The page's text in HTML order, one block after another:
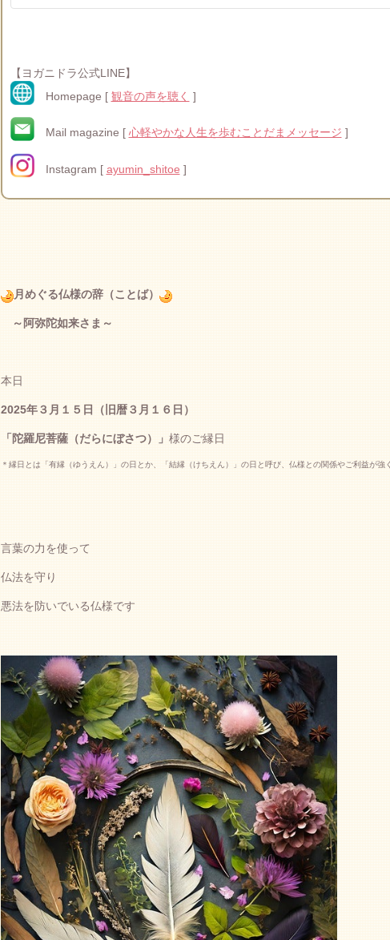
【ヨガニドラ公式LINE】
Homepage [ 観音の声を聴く ]
Mail magazine [ 心軽やかな人生を歩むことだまメッセージ ]
Instagram [ ayumin_shitoe ]
月めぐる仏様の辞（ことば）
～阿弥陀如来さま～
本日
2025年３月１５日（旧暦３月１６日）
「陀羅尼菩薩（だらにぼさつ）」様のご縁日
＊縁日とは「有縁（ゆうえん）」の日とか、「結縁（けちえん）」の日と呼び、仏様との関係やご利益が強
言葉の力を使って
仏法を守り
悪法を防いでいる仏様です